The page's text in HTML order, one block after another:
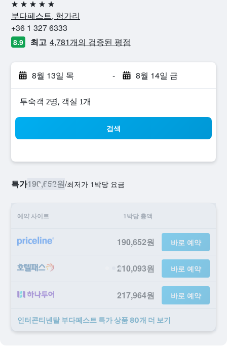
5성급
부다페스트, 헝가리
+36 1 327 6333
8.9 최고 4,781개의 검증된 평점
8월 13일 목 - 8월 14일 금
​투숙객 2​명, ​객실 1개
검색
특가190,652원/​최저가 1박당 요금
예약 사이트 1박당 총액
190,652원 바로 예약
210,093원 바로 예약
217,964원 바로 예약
인터콘티넨탈 부다페스트 ​특가 ​상품 80개 ​더 ​보기